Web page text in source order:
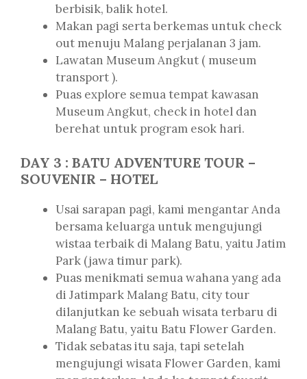
berbisik, balik hotel.
Makan pagi serta berkemas untuk check
out menuju Malang perjalanan 3 jam.
Lawatan Museum Angkut ( museum
transport ).
Puas explore semua tempat kawasan
Museum Angkut, check in hotel dan
berehat untuk program esok hari.
DAY 3 : BATU ADVENTURE TOUR –
SOUVENIR – HOTEL
Usai sarapan pagi, kami mengantar Anda
bersama keluarga untuk mengujungi
wistaa terbaik di Malang Batu, yaitu Jatim
Park (jawa timur park).
Puas menikmati semua wahana yang ada
di Jatimpark Malang Batu, city tour
dilanjutkan ke sebuah wisata terbaru di
Malang Batu, yaitu Batu Flower Garden.
Tidak sebatas itu saja, tapi setelah
mengujungi wisata Flower Garden, kami